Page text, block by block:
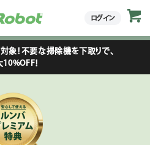
ログイン
象！不要な掃除機を下取りで、
！